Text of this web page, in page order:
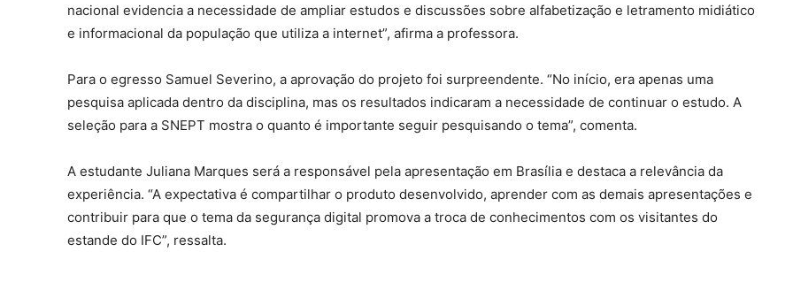
nacional evidencia a necessidade de ampliar estudos e discussões sobre alfabetização e letramento midiático
e informacional da população que utiliza a internet”, afirma a professora.
Para o egresso Samuel Severino, a aprovação do projeto foi surpreendente. “No início, era apenas uma
pesquisa aplicada dentro da disciplina, mas os resultados indicaram a necessidade de continuar o estudo. A
seleção para a SNEPT mostra o quanto é importante seguir pesquisando o tema”, comenta.
A estudante Juliana Marques será a responsável pela apresentação em Brasília e destaca a relevância da
experiência. “A expectativa é compartilhar o produto desenvolvido, aprender com as demais apresentações e
contribuir para que o tema da segurança digital promova a troca de conhecimentos com os visitantes do
estande do IFC”, ressalta.